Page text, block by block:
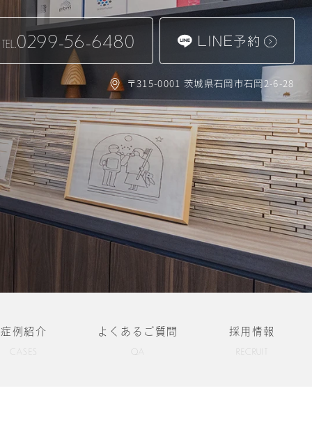
TEL.0299-56-6480 LINE予約
〒315-0001 茨城県石岡市石岡2-6-28
症例紹介 よくあるご質問
QA
採用情報
RECRUIT